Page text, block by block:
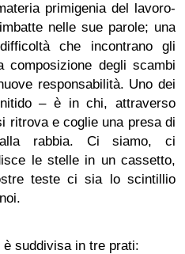
primigenia del lavoro-
nelle sue parole; una
che incontrano gli
composizione degli scambi
responsabilità. Uno dei
– è in chi, attraverso
ritrova e coglie una presa di
alla rabbia. Ci siamo, ci
le stelle in un cassetto,
teste ci sia lo scintillio
suddivisa in tre prati: